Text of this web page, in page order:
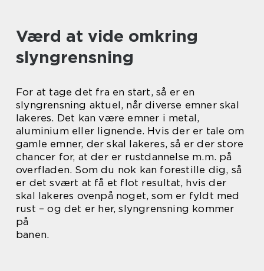
Værd at vide omkring
slyngrensning
For at tage det fra en start, så er en
slyngrensning aktuel, når diverse emner skal
lakeres. Det kan være emner i metal,
aluminium eller lignende. Hvis der er tale om
gamle emner, der skal lakeres, så er der store
chancer for, at der er rustdannelse m.m. på
overfladen. Som du nok kan forestille dig, så
er det svært at få et flot resultat, hvis der
skal lakeres ovenpå noget, som er fyldt med
rust – og det er her, slyngrensning kommer
på
banen.